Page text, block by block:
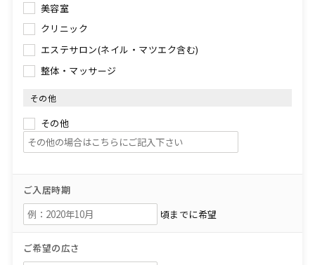
美容室
クリニック
エステサロン(ネイル・マツエク含む)
整体・マッサージ
その他
その他
ご入居時期
頃までに希望
ご希望の広さ